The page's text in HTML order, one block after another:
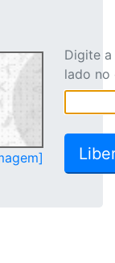
Digite
lado no